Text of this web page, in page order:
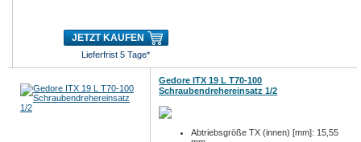
JETZT KAUFEN
Lieferfrist 5 Tage*
Gedore ITX 19 L T70-100
Schraubendrehereinsatz 1/2
Abtriebsgröße TX (innen) [mm]: 15,55